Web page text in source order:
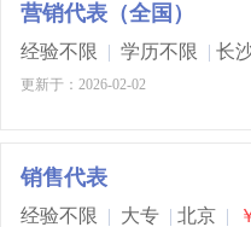
营销代表（全国）
经验不限 | 学历不限 | 长
更新于：2026-02-02
销售代表
经验不限 | 大专 | 北京 |